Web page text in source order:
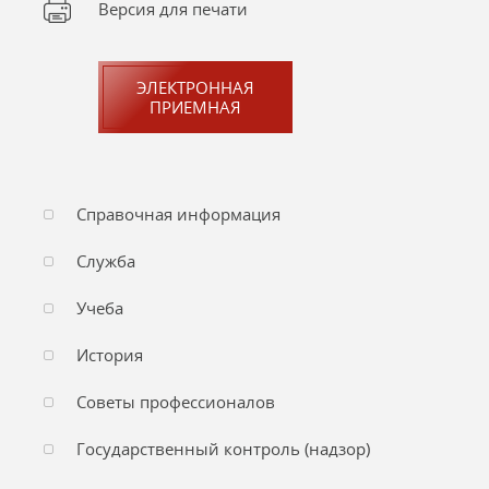
Версия для печати
ЭЛЕКТРОННАЯ
ПРИЕМНАЯ
Справочная информация
Служба
Учеба
История
Советы профессионалов
Государственный контроль (надзор)